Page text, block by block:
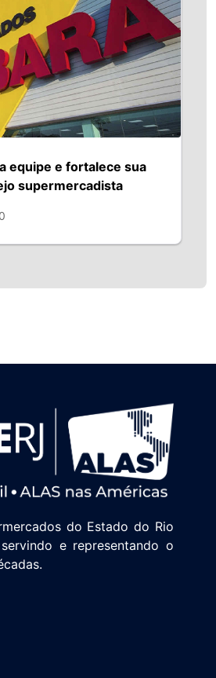
da jornada de
afirma Fábio Queiróz,
equipe e fortalece sua
supermercadista
do Estado do Rio
e representando o